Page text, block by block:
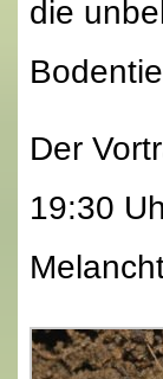
die
Der
19:30